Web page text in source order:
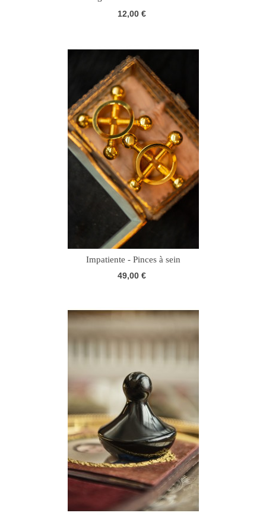
12,00 €
Impatiente - Pinces à sein
49,00 €